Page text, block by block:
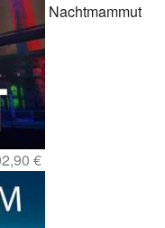
Nachtmammut
€